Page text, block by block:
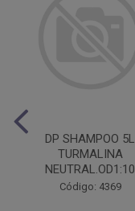
DP SHAMPOO 5L
TURMALINA
NEUTRAL.OD1:10
Código: 4369